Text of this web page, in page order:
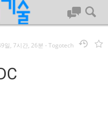
일, 7시간, 26분 -Togotech